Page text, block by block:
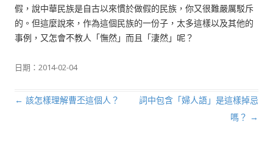
假，說中華民族是自古以來慣於做假的民族，你又很難嚴厲駁斥
的。但這麼說來，作為這個民族的一份子，太多這樣以及其他的
事例，又怎會不教人「憮然」而且「淒然」呢？
日期： 2014-02-04
文章導航列
← 該怎樣理解曹丕這個人？
詞中包含「婦人語」是這樣掉忌
嗎？ →